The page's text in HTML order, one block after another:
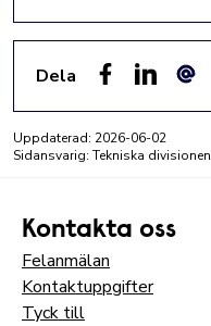
Dela
Uppdaterad: 2026-06-02
Sidansvarig: Tekniska divisionen
Kontakta oss
Felanmälan
Kontaktuppgifter
Tyck till